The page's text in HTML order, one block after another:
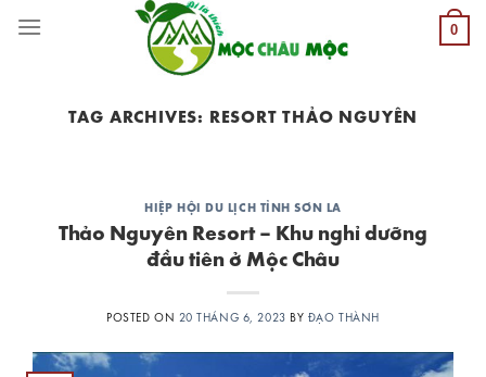
0
TAG ARCHIVES: RESORT THẢO NGUYÊN
HIỆP HỘI DU LỊCH TỈNH SƠN LA
Thảo Nguyên Resort – Khu nghỉ dưỡng
đầu tiên ở Mộc Châu
POSTED ON 20 THÁNG 6, 2023 BY ĐẠO THÀNH